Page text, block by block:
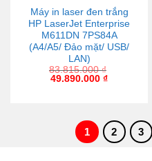
Máy in laser đen trắng
HP LaserJet Enterprise
M611DN 7PS84A
(A4/A5/ Đảo mặt/ USB/
LAN)
83.815.000₫
49.890.000 ₫
1 2 3